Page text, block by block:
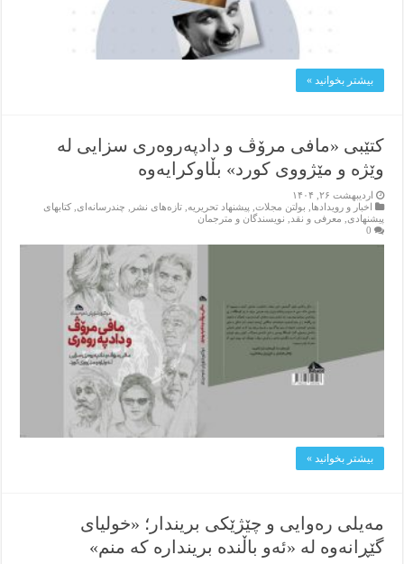
بیشتر بخوانید »
کتێبی «مافی مرۆڤ و دادپەروەری سزایی لە
وێژە و مێژووی کورد» بڵاوکرایەوە
اردیبهشت ۲۶, ۱۴۰۴
اخبار و رویدادها
بولتن مجلات پیشنهاد تحریریه ,تازەهای نشر چندرسانه‌ای ,کتابهای
پیشنهادی
معرفی و نقد
نویسندگان و مترجمان
0
بیشتر بخوانید »
مەیلی رەوایی و چێژێکی بریندار؛ «خولیای
گێڕانەوه له «ئەو باڵنده برینداره که منم»